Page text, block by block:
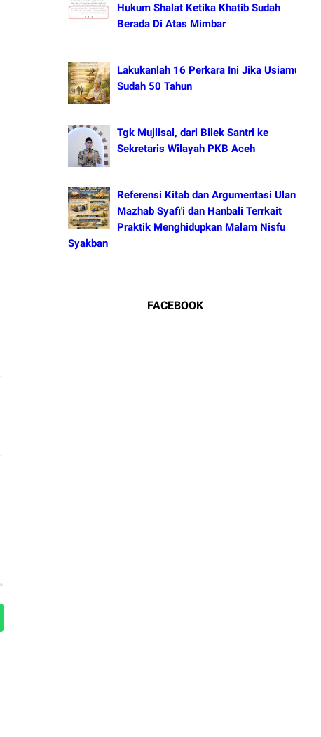
Hukum Shalat Ketika Khatib Sudah
Berada Di Atas Mimbar
Lakukanlah 16 Perkara Ini Jika Usiamu
Sudah 50 Tahun
Tgk Mujlisal, dari Bilek Santri ke
Sekretaris Wilayah PKB Aceh
Referensi Kitab dan Argumentasi Ulama
Mazhab Syafi'i dan Hanbali Terrkait
Praktik Menghidupkan Malam Nisfu
Syakban
FACEBOOK